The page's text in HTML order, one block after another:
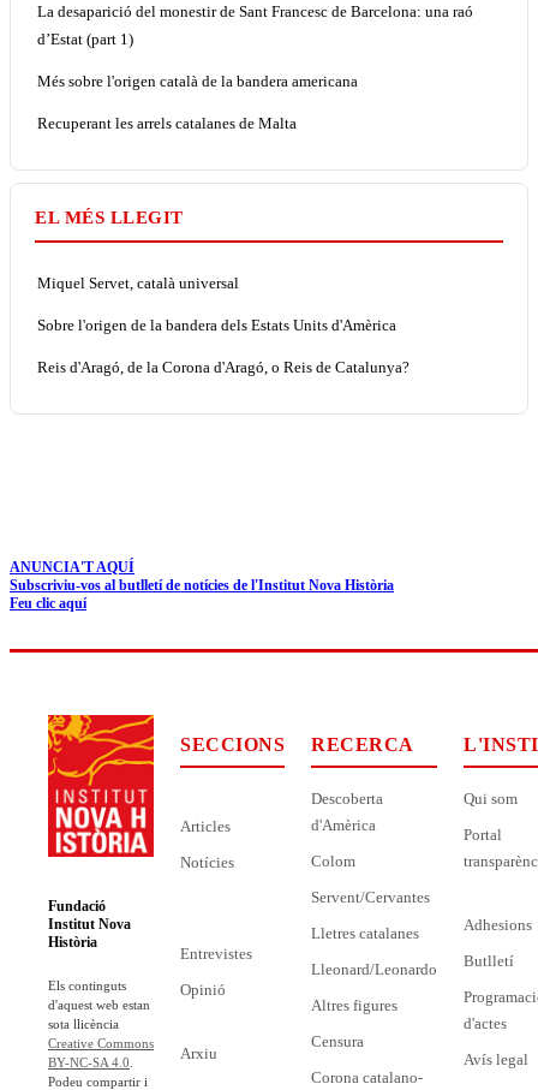
La desaparició del monestir de Sant Francesc de Barcelona: una raó
d’Estat (part 1)
Més sobre l'origen català de la bandera americana
Recuperant les arrels catalanes de Malta
EL MÉS LLEGIT
Miquel Servet, català universal
Sobre l'origen de la bandera dels Estats Units d'Amèrica
Reis d'Aragó, de la Corona d'Aragó, o Reis de Catalunya?
ANUNCIA'T AQUÍ
Subscriviu-vos al butlletí de notícies de l'Institut Nova Història
Feu clic aquí
Fundació
Institut Nova
Història
Els continguts
d'aquest web estan
sota llicència
Creative Commons
BY-NC-SA 4.0
Podeu compartir i
SECCIONS
Articles
Notícies
Entrevistes
Opinió
Arxiu
RECERCA
Descoberta
d'Amèrica
Colom
Servent/Cervantes
Lletres catalanes
Lleonard/Leonardo
Altres figures
Censura
Corona catalano-
Qui som
Portal
Adhesions
Butlletí
d'actes
Avís legal